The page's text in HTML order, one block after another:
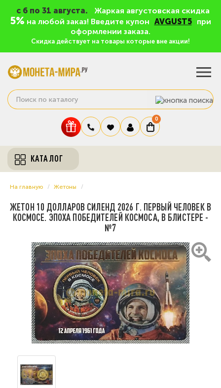
c 6 по 31 августа. Жаркая августовская скидка
5% на любой заказ! Введите купон AVGUST5
при
оформлении заказа.
Скидка действует на товары которые вне акции!
0
КАТАЛОГ
На главную Жетоны
ЖЕТОН 10 ДОЛЛАРОВ СИЛЕНД 2026 Г. ПЕРВЫЙ ЧЕЛОВЕК В
КОСМОСЕ. ЭПОХА ПОБЕДИТЕЛЕЙ КОСМОСА, В БЛИСТЕРЕ -
№7